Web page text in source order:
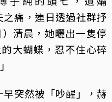
痛，連日透過社群抒
清晨，她曬出一隻停
大蝴蝶，忍不住心碎
突然被「吵醒」，赫